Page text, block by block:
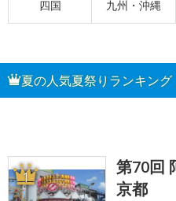
四国 九州・沖縄
夏の人気夏祭りランキング
1
第70回
京都